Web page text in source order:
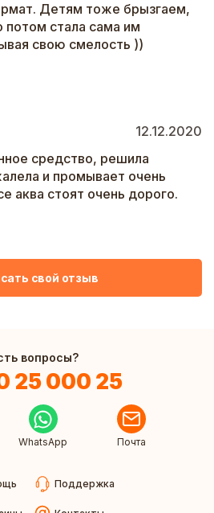
Детям тоже брызгаем,
стала сама им
свою смелость ))
12.12.2020
средство, решила
и промывает очень
аква стоят очень дорого.
свой отзыв
вопросы?
25 000 25
WhatsApp Почта
Поддержка